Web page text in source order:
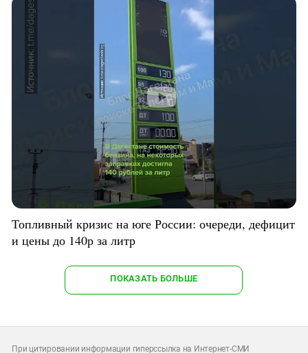
Топливный кризис на юге России: очереди, дефицит
и цены до 140р за литр
ПОКАЗАТЬ БОЛЬШЕ
При цитировании информации гиперссылка на Интернет-СМИ